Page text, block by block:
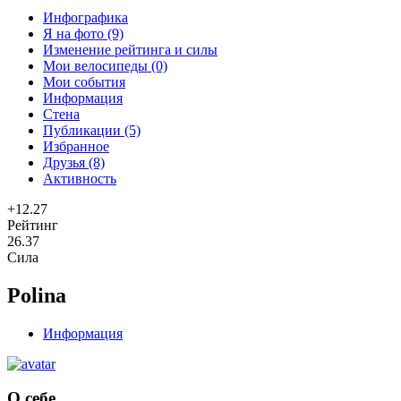
Инфографика
Я на фото (9)
Изменение рейтинга и силы
Мои велосипеды (0)
Мои события
Информация
Стена
Публикации (5)
Избранное
Друзья (8)
Активность
+12.27
Рейтинг
26.37
Сила
Polina
Информация